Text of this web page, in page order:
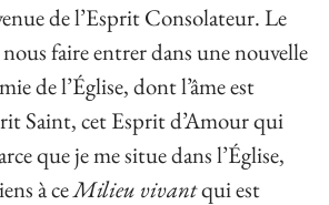
de l’Esprit Consolateur. Le
nous faire entrer dans une nouvelle
de l’Église, dont l’âme est
Saint, cet Esprit d’Amour qui
que je me situe dans l’Église,
à ceMilieu vivantqui est